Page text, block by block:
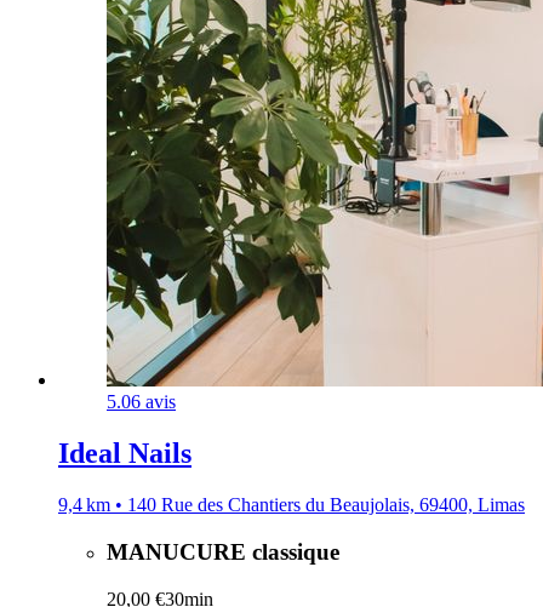
5.06 avis
Ideal Nails
9,4 km • 140 Rue des Chantiers du Beaujolais, 69400, Limas
MANUCURE classique
20,00 €30min